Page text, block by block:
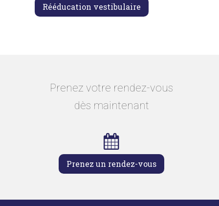
Rééducation vestibulaire
Prenez votre rendez-vous
dès maintenant
Prenez un rendez-vous